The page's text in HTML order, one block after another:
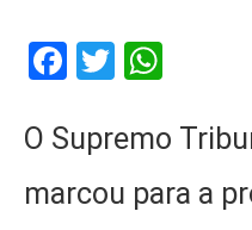
Facebook
Twitter
O Supremo
marcou para a